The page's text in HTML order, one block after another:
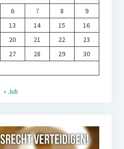
6 7 8
9
13 14 15
16
20 21 22
23
27 28 29
30
« Juli